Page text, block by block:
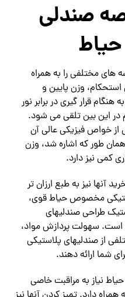
صندلی
مختلفی را به همراه
استحکام، وزن پایین و
قرار گیری در برابر نور
این بین تلقی می شود.
از خواص فیزیکی عالی آن
طور که اشاره شد، وزن
کمی نیز دارد.
آنها نیز به طبع ارزان تر
مخصوص حیاط قوی،
طراحی صندلیهای
است. سهولت پردازش مواد،
از صندلیهای پلاستیکی
شما ارائه دهند.
نیاز به مراقبت خاصی